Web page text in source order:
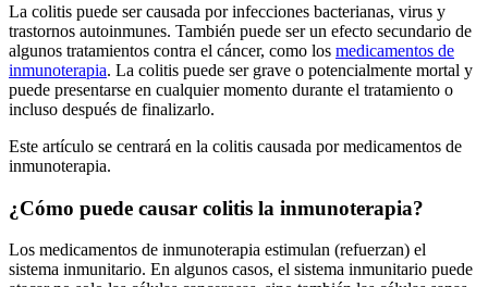
La colitis puede ser causada por infecciones bacterianas, virus y
trastornos autoinmunes. También puede ser un efecto secundario de
algunos tratamientos contra el cáncer, como los medicamentos de
inmunoterapia. La colitis puede ser grave o potencialmente mortal y
puede presentarse en cualquier momento durante el tratamiento o
incluso después de finalizarlo.
Este artículo se centrará en la colitis causada por medicamentos de
inmunoterapia.
¿Cómo puede causar colitis la inmunoterapia?
Los medicamentos de inmunoterapia estimulan (refuerzan) el
sistema inmunitario. En algunos casos, el sistema inmunitario puede